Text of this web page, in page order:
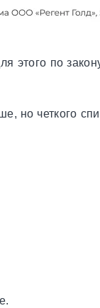
этого по
четкого